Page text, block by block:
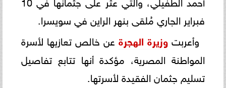
فبراير الجاري مُلقى بنهر الراين في سويسرا.
وأعربت وزيرة الهجرةعن خالص تعازيها لأسرة
المواطنة المصرية، مؤكدة أنها تتابع تفاصيل
تسليم جثمان الفقيدة لأسرتها.